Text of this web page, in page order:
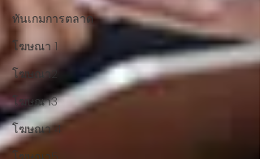
ทันเกมการตลาด
โฆษณา 1
โฆษณา2
โฆษณา3
โฆษณา 4